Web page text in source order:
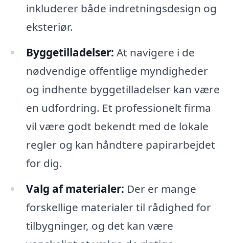
inkluderer både indretningsdesign og
eksteriør.
Byggetilladelser: At navigere i de
nødvendige offentlige myndigheder
og indhente byggetilladelser kan være
en udfordring. Et professionelt firma
vil være godt bekendt med de lokale
regler og kan håndtere papirarbejdet
for dig.
Valg af materialer: Der er mange
forskellige materialer til rådighed for
tilbygninger, og det kan være